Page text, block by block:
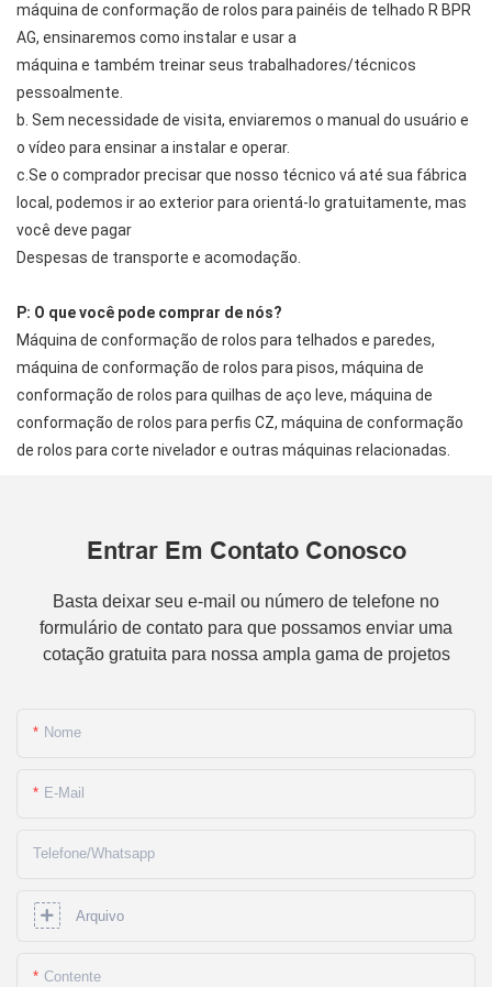
máquina de conformação de rolos para painéis de telhado R BPR
AG, ensinaremos como instalar e usar a
máquina e também treinar seus trabalhadores/técnicos
pessoalmente.
b. Sem necessidade de visita, enviaremos o manual do usuário e
o vídeo para ensinar a instalar e operar.
c.Se o comprador precisar que nosso técnico vá até sua fábrica
local, podemos ir ao exterior para orientá-lo gratuitamente, mas
você deve pagar
Despesas de transporte e acomodação.
P: O que você pode comprar de nós?
Máquina de conformação de rolos para telhados e paredes,
máquina de conformação de rolos para pisos, máquina de
conformação de rolos para quilhas de aço leve, máquina de
conformação de rolos para perfis CZ, máquina de conformação
de rolos para corte nivelador e outras máquinas relacionadas.
Entrar Em Contato Conosco
Basta deixar seu e-mail ou número de telefone no
formulário de contato para que possamos enviar uma
cotação gratuita para nossa ampla gama de projetos
Nome
E-Mail
Telefone/whatsapp
Arquivo
Contente